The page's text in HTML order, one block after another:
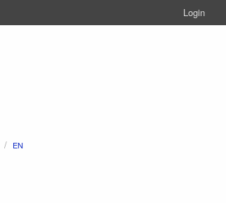
Login
EN